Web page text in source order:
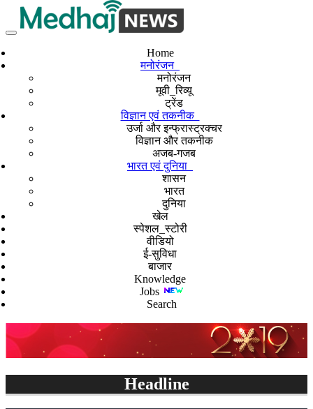
Home
मनोरंजन
मनोरंजन
मूवी_रिव्यू
ट्रेंड
विज्ञान एवं तकनीक
उर्जा और इन्फ्रास्ट्रक्चर
विज्ञान और तकनीक
अजब-गजब
भारत एवं दुनिया
शासन
भारत
दुनिया
खेल
स्पेशल_स्टोरी
वीडियो
ई-सुविधा
बाजार
Knowledge
Jobs
Search
Headline